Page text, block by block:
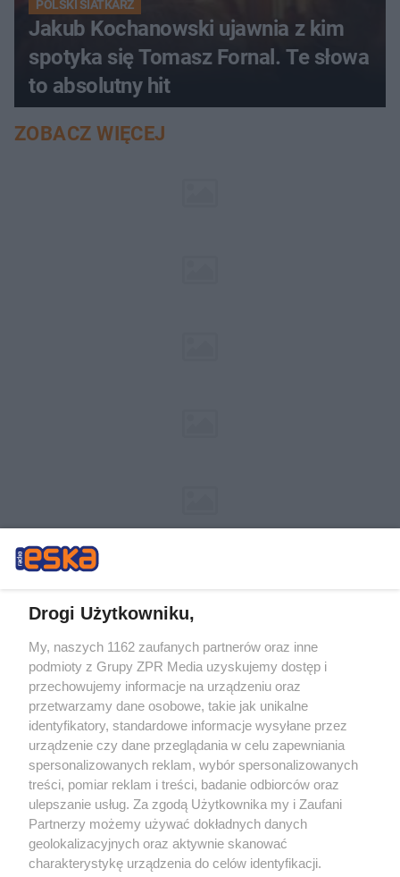
POLSKI SIATKARZ
Jakub Kochanowski ujawnia z kim
spotyka się Tomasz Fornal. Te słowa
to absolutny hit
ZOBACZ WIĘCEJ
Żaden utwór zamieszczony w serwisie nie może być powielany i
rozpowszechniany lub dalej rozpowszechniany w jakikolwiek sposób (w
tym także elektroniczny lub mechaniczny) na jakimkolwiek polu
eksploatacji w jakiejkolwiek formie, włącznie z umieszczaniem w Internecie
bez pisemnej zgody właściciela praw. Jakiekolwiek użycie lub
wykorzystanie utworów w całości lub w części z naruszeniem prawa, tzn.
bez właściwej zgody, jest zabronione pod groźbą kary i może być ścigane
prawnie.
Drogi Użytkowniku,
My, naszych 1162 zaufanych partnerów oraz inne
podmioty z Grupy ZPR Media uzyskujemy dostęp i
przechowujemy informacje na urządzeniu oraz
przetwarzamy dane osobowe, takie jak unikalne
identyfikatory, standardowe informacje wysyłane przez
urządzenie czy dane przeglądania w celu zapewniania
spersonalizowanych reklam, wybór spersonalizowanych
treści, pomiar reklam i treści, badanie odbiorców oraz
ulepszanie usług. Za zgodą Użytkownika my i Zaufani
Partnerzy możemy używać dokładnych danych
geolokalizacyjnych oraz aktywnie skanować
charakterystykę urządzenia do celów identyfikacji.